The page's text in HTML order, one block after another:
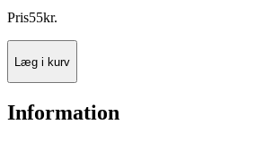
Pris55kr.
Læg i kurv
Information